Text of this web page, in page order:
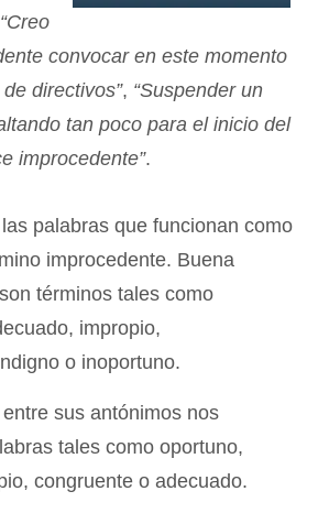
“Creo
convocar en este momento
directivos”, “Suspender un
tan poco para el inicio del
improcedente”.
palabras que funcionan como
improcedente. Buena
términos tales como
impropio,
o inoportuno.
sus antónimos nos
tales como oportuno,
congruente o adecuado.